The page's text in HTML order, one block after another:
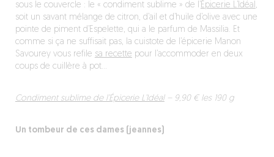
sous le couvercle : le « condiment sublime » de l’ Épicerie L’Idéal,
soit un savant mélange de citron, d’ail et d’huile d’olive avec une
pointe de piment d’Espelette, qui a le parfum de Massilia. Et
comme si ça ne suffisait pas, la cuistote de l’épicerie Manon
Savourey vous refile sa recette pour l’accommoder en deux
coups de cuillère à pot…
Condiment sublime de l’Épicerie L’Idéal– 9,90 € les 190 g
Un tombeur de ces dames (jeannes)